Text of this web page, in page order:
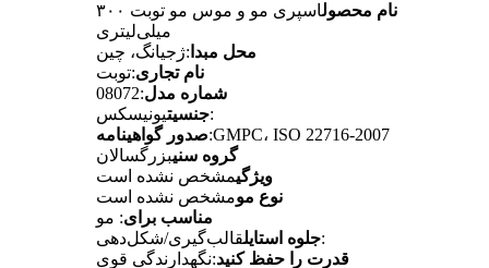
نام محصول
اسپری مو و موس مو توبت ۳۰۰
میلی‌لیتری
محل مبدا :ژجیانگ، چین
نام تجاری:توبت
شماره مدل:08072
جنسیتیونیسکس:
صدور گواهینامه:GMPC، ISO 22716-2007
گروه سنیبزرگسالان
ویژگیمشخص نشده است
نوع مومشخص نشده است
مناسب برای: مو
جلوه استایلقالب‌گیری/شکل‌دهی:
قدرت را حفظ کنید:نگهدارندگی قوی